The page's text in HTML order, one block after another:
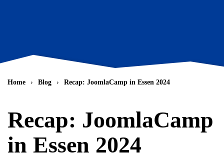
Home Blog Recap: JoomlaCamp in Essen 2024
Recap: JoomlaCamp
in Essen 2024